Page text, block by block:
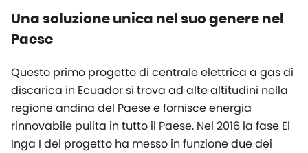
Una soluzione unica nel suo genere nel
Paese
Questo primo progetto di centrale elettrica a gas di
discarica in Ecuador si trova ad alte altitudini nella
regione andina del Paese e fornisce energia
rinnovabile pulita in tutto il Paese. Nel 2016 la fase El
Inga I del progetto ha messo in funzione due dei